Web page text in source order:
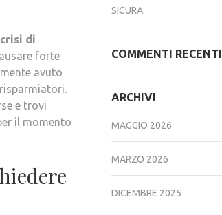
LIQUIDITÀ
IMMEDIATA.
crisi di
forte
avuto
e trovi
il momento
SICURA
COMMENTI RECENTI
ARCHIVI
MAGGIO 2026
MARZO 2026
DICEMBRE 2025